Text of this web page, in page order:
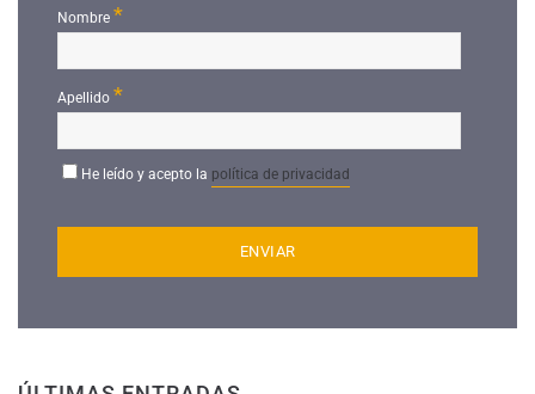
Nombre*
Apellido *
He leído y acepto la política de privacidad